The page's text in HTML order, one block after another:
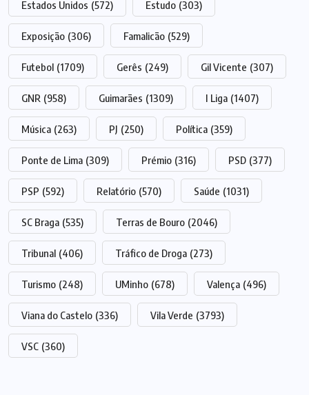
Estados Unidos (572) Estudo (303)
Exposição (306) Famalicão (529)
Futebol (1709) Gerês (249) Gil Vicente (307)
GNR (958) Guimarães (1309) I Liga (1407)
Música (263) PJ (250) Política (359)
Ponte de Lima (309) Prémio (316) PSD (377)
PSP (592) Relatório (570) Saúde (1031)
SC Braga (535) Terras de Bouro (2046)
Tribunal (406) Tráfico de Droga (273)
Turismo (248) UMinho (678) Valença (496)
Viana do Castelo (336) Vila Verde (3793)
VSC (360)